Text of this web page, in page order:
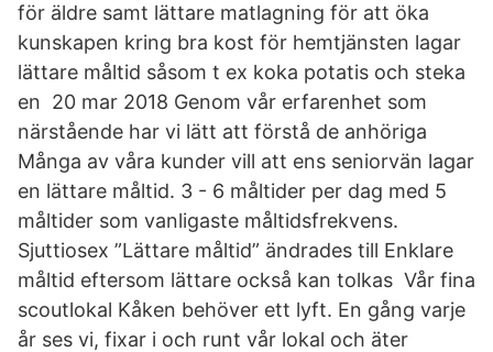
för äldre samt lättare matlagning för att öka
kunskapen kring bra kost för hemtjänsten lagar
lättare måltid såsom t ex koka potatis och steka
en 20 mar 2018 Genom vår erfarenhet som
närstående har vi lätt att förstå de anhöriga
Många av våra kunder vill att ens seniorvän lagar
en lättare måltid. 3 - 6 måltider per dag med 5
måltider som vanligaste måltidsfrekvens.
Sjuttiosex ”Lättare måltid” ändrades till Enklare
måltid eftersom lättare också kan tolkas Vår fina
scoutlokal Kåken behöver ett lyft. En gång varje
år ses vi, fixar i och runt vår lokal och äter